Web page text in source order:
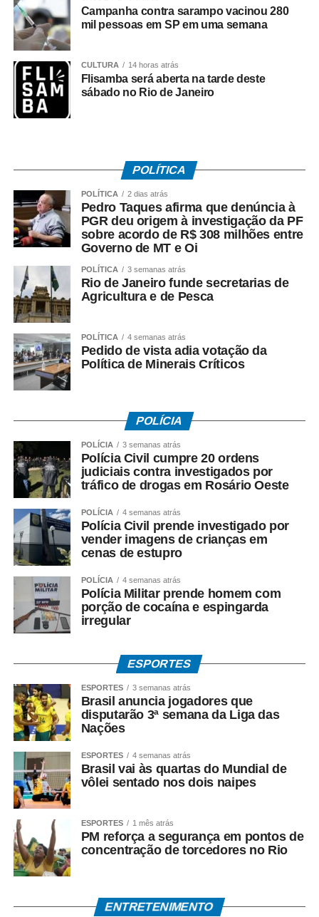
A rua vencedora receberá o telão para a transmissão da
partida da Seleção Brasileira, promovendo um momento
clima de Copa do Mundo nos bairros cuiabanos.
Regras do sorteio do projeto Minha Rua Show de
Bola
23h59.
2. Todos os vídeos participantes serão publicados nos
stories da Prefeitura a partir das 0h de sexta-feira (12),
quando será aberta a votação.
3. A votação será encerrada às 16h de sexta-feira (12),
nos stories da Prefeitura.
4. O vídeo com o maior número de curtidas nos stories
será declarado vencedor.
5. O resultado será divulgado após o encerramento da
votação.
Prefeitura de Cuiabá – MT
COMENTE ABAIXO:
WhatsApp
Facebook
Twitter
Messenger
LinkedIn
Share
Campanha contra sarampo vacinou 280
mil pessoas em SP em uma semana
CULTURA 14 horas atrás
Flisamba será aberta na tarde deste
sábado no Rio de Janeiro
POLÍTICA
POLÍTICA 2 dias atrás
Pedro Taques afirma que denúncia à
PGR deu origem à investigação da PF
sobre acordo de R$ 308 milhões entre
Governo de MT e Oi
POLÍTICA 3 semanas atrás
Rio de Janeiro funde secretarias de
Agricultura e de Pesca
POLÍTICA 4 semanas atrás
Pedido de vista adia votação da
Política de Minerais Críticos
POLÍCIA
POLÍCIA 3 semanas atrás
Polícia Civil cumpre 20 ordens
judiciais contra investigados por
tráfico de drogas em Rosário Oeste
POLÍCIA 4 semanas atrás
Polícia Civil prende investigado por
vender imagens de crianças em
cenas de estupro
POLÍCIA 4 semanas atrás
Polícia Militar prende homem com
porção de cocaína e espingarda
irregular
ESPORTES
ESPORTES 3 semanas atrás
Brasil anuncia jogadores que
disputarão 3ª semana da Liga das
Nações
ESPORTES 4 semanas atrás
Brasil vai às quartas do Mundial de
vôlei sentado nos dois naipes
ESPORTES 1 mês atrás
PM reforça a segurança em pontos de
concentração de torcedores no Rio
ENTRETENIMENTO